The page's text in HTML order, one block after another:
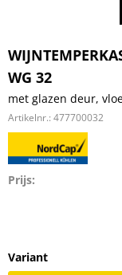
WG 32
met glazen deur,
Artikelnr.: 477700032
Prijs:
Variant